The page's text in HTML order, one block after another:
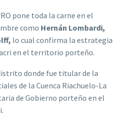
pone toda la carne en el
como Hernán Lombardi,
lo cual confirma la estrategia
en el territorio porteño.
donde fue titular de la
de la Cuenca Riachuelo-La
de Gobierno porteño en el